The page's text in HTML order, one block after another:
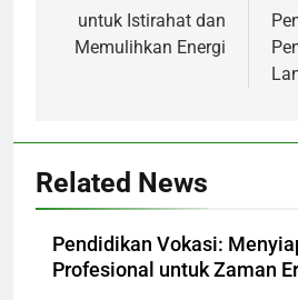
untuk Istirahat dan
Memulihkan Energi
Related News
Pendidikan Vokasi:
Profesional untuk Zaman